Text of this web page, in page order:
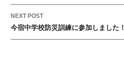
ブ
ン
t
n
a
v
NEXT POST
今宿中学校防災訓練に参加しました！